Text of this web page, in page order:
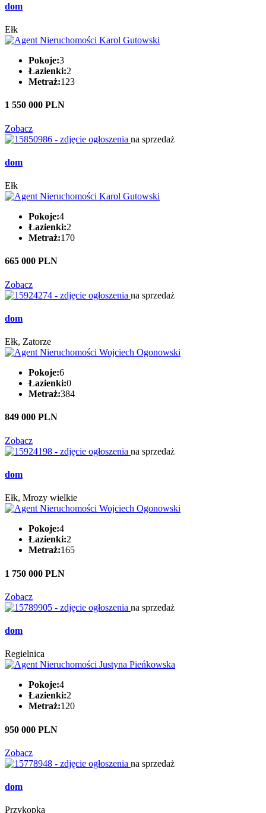
dom
Ełk
Pokoje:3
Łazienki:2
Metraż:123
1 550 000 PLN
Zobacz
na sprzedaż
dom
Ełk
Pokoje:4
Łazienki:2
Metraż:170
665 000 PLN
Zobacz
na sprzedaż
dom
Ełk, Zatorze
Pokoje:6
Łazienki:0
Metraż:384
849 000 PLN
Zobacz
na sprzedaż
dom
Ełk, Mrozy wielkie
Pokoje:4
Łazienki:2
Metraż:165
1 750 000 PLN
Zobacz
na sprzedaż
dom
Regielnica
Pokoje:4
Łazienki:2
Metraż:120
950 000 PLN
Zobacz
na sprzedaż
dom
Przykopka